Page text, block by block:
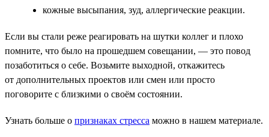
кожные высыпания, зуд, аллергические реакции.
Если вы стали реже реагировать на шутки коллег и плохо
помните, что было на прошедшем совещании, — это повод
позаботиться о себе. Возьмите выходной, откажитесь
от дополнительных проектов или смен или просто
поговорите с близкими о своём состоянии.
Узнать больше о признаках стресса можно в нашем материале.